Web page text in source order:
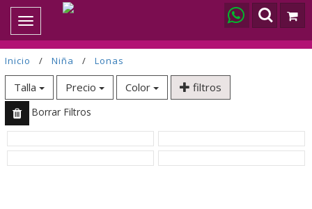
Toggle
Inicio / Niña / Lonas
Talla Precio Color filtros
Borrar Filtros